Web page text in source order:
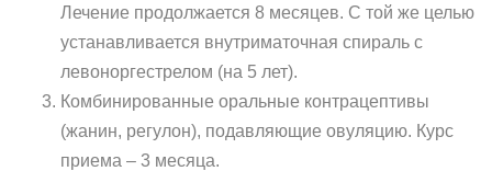
Лечение продолжается 8 месяцев. С той же целью
устанавливается внутриматочная спираль с
левоноргестрелом (на 5 лет).
Комбинированные оральные контрацептивы
(жанин, регулон), подавляющие овуляцию. Курс
приема – 3 месяца.